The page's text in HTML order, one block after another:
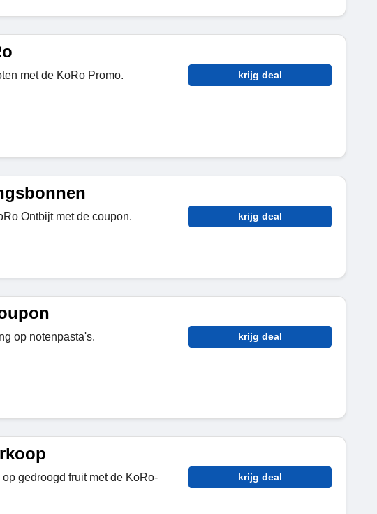
met de KoRo Promo. krijg deal
Ontbijt met de coupon. krijg deal
op notenpasta's. krijg deal
gedroogd fruit met de KoRo-
krijg deal